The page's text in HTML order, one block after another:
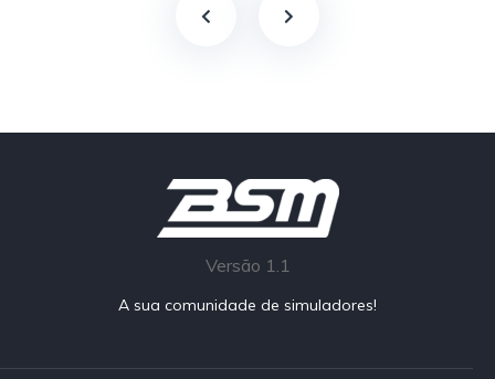
Versão 1.1
A sua comunidade de simuladores!